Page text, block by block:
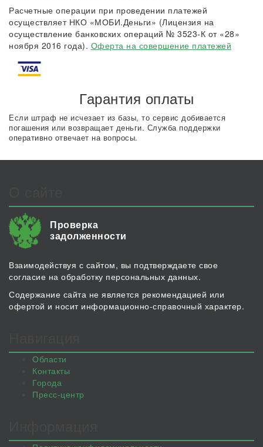
Расчетные операции при проведении платежей
осуществляет НКО «МОБИ.Деньги» (Лицензия на
осуществление банковских операций № 3523-К от «28»
ноября 2016 года). Оферта на совершение платежей
Гарантия оплаты
Если штраф не исчезает из базы, то сервис добивается
погашения или возвращает деньги. Служба поддержки
оперативно отвечает на вопросы.
Проверка
задолженности
Взаимодействуя с сайтом, вы подтверждаете свое
согласие на обработку персональных данных.
Содержание сайта не является рекомендацией или
офертой и носит информационно-справочный характер.
Области
Контакты
Города
Пресс-центр